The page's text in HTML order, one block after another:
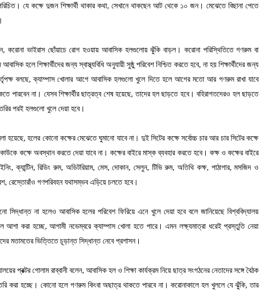
যে কক্ষে দুজন শিক্ষার্থী থাকার কথা, সেখানে থাকছেন আট থেকে ১০ জন। মেঝেতে বিছানা পেতে
করোনা ভাইরাস ছোঁয়াচে রোগ হওয়ায় আবাসিক হলগুলোয় ঝুঁকি বাড়ল। করোনা পরিস্থিতিতে গণরুম বা
হলে শিক্ষার্থীদের জন্য স্বাস্থ্যবিধি অনুযায়ী সুষ্ঠু পরিবেশ নিশ্চিত করতে হবে, না হয় শিক্ষার্থীদের জন্য
বলছে, ক্যাম্পাস খোলার আগে আবাসিক হলগুলো খুলে দিতে হলে আগের মতো আর গণরুম রাখা যাবে
পারবেন না। যেসব শিক্ষার্থীর ছাত্রত্ব শেষ হয়েছে, তাদের হল ছাড়তে হবে। বহিরাগতদেরও হল ছাড়তে
পরই হলগুলো খুলে দেয়া হবে।
হয়েছে, হলের কোনো কক্ষের মেঝেতে ঘুমানো যাবে না। দুই সিটের কক্ষে সর্বোচ্চ চার আর চার সিটের কক্ষে
কক্ষে অবস্থান করতে দেয়া যাবে না। কক্ষের বাইরে মাস্ক ব্যবহার করতে হবে। কক্ষ ও কক্ষের বাইরে
ক্যান্টিন, রিডিং রুম, অডিটরিয়াম, মেস, দোকান, সেলুন, টিভি রুম, অতিথি কক্ষ, পাঠাগার, মসজিদ ও
রেস্তোরাঁও গণপরিবহন যথাসম্ভব এড়িয়ে চলতে হবে।
সিদ্ধান্ত না হলেও আবাসিক হলের পরিবেশ ফিরিয়ে এনে খুলে দেয়া হবে বলে জানিয়েছে বিশ্ববিদ্যালয়
আশা করা হচ্ছে, আগামী নভেম্বরে ক্যাম্পাস খোলা হতে পারে। এমন লক্ষ্যমাত্রা ধরেই প্রস্তুতি নেয়া
মতামতের ভিত্তিতে চূড়ান্ত সিদ্ধান্ত নেবে প্রশাসন।
প্রক্টর গোলাম রাব্বানী বলেন, আবাসিক হল ও শিক্ষা কার্যক্রম নিয়ে ছাত্র সংগঠনের নেতাদের সঙ্গে বৈঠক
করা হচ্ছে। কোনো হলে গণরুম কিংবা অছাত্র থাকতে পারবে না। করোনাকালে হল খুললে যে ঝুঁকি, তার